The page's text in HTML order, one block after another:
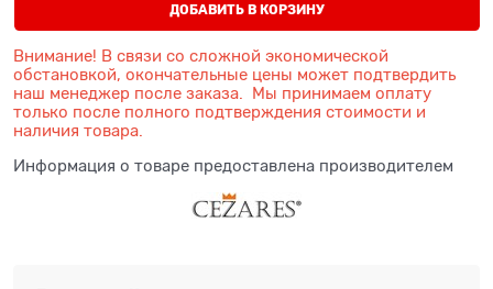
ДОБАВИТЬ В КОРЗИНУ
Внимание! В связи со сложной экономической
обстановкой, окончательные цены может подтвердить
наш менеджер после заказа. Мы принимаем оплату
только после полного подтверждения стоимости и
наличия товара.
Информация о товаре предоставлена производителем